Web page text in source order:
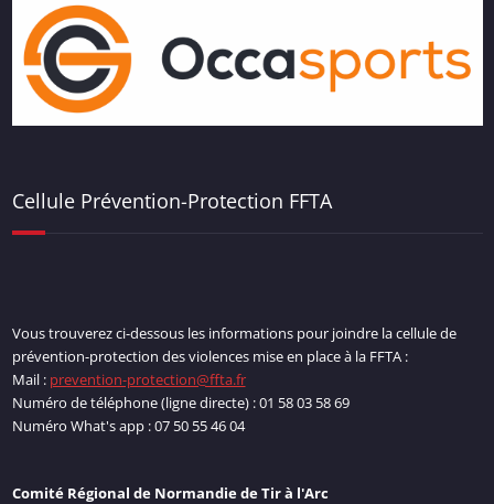
Cellule Prévention-Protection FFTA
Vous trouverez ci-dessous les informations pour joindre la cellule de
prévention-protection des violences mise en place à la FFTA :
Mail : prevention-protection@ffta.fr
Numéro de téléphone (ligne directe) : 01 58 03 58 69
Numéro What's app : 07 50 55 46 04
Comité Régional de Normandie de Tir à l'Arc